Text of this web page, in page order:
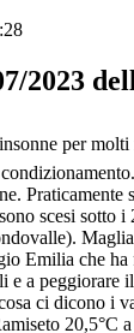
2023
per molti
scesi sotto i
Emilia che ha
a peggiorare
ci dicono i
20,5°C